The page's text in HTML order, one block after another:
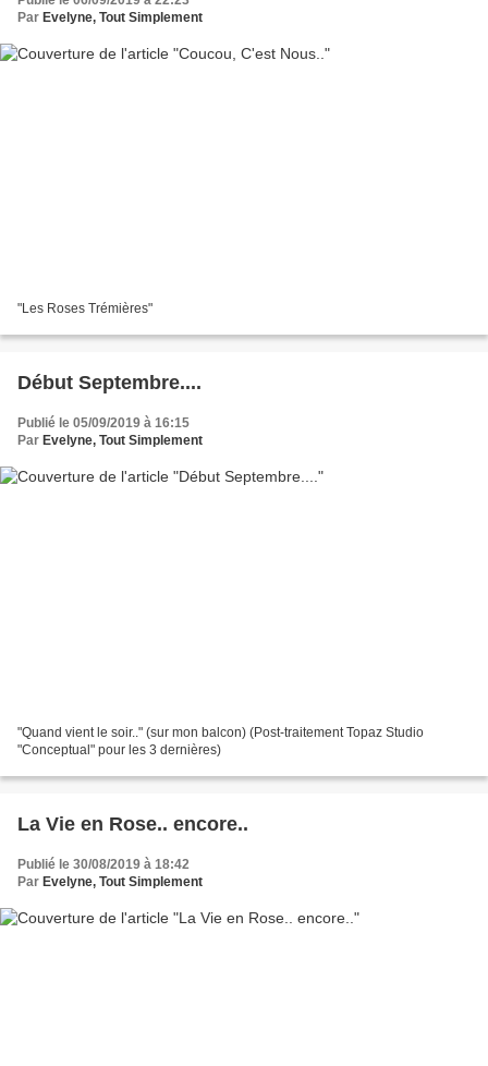
Par Evelyne, Tout Simplement
"Les Roses Trémières"
Début Septembre....
Publié le 05/09/2019 à 16:15
Par Evelyne, Tout Simplement
"Quand vient le soir.." (sur mon balcon) (Post-traitement Topaz Studio
"Conceptual" pour les 3 dernières)
La Vie en Rose.. encore..
Publié le 30/08/2019 à 18:42
Par Evelyne, Tout Simplement